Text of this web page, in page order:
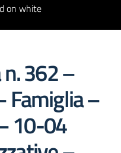
on white
362 –
Famiglia –
10-04